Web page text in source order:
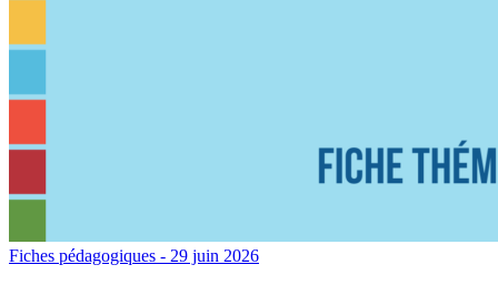
Fiches pédagogiques - 29 juin 2026